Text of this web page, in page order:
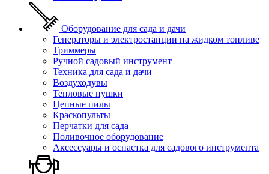
Оборудование для сада и дачи
Генераторы и электростанции на жидком топливе
Триммеры
Ручной садовый инструмент
Техника для сада и дачи
Воздуходувы
Тепловые пушки
Цепные пилы
Краскопульты
Перчатки для сада
Поливочное оборудование
Аксессуары и оснастка для садового инструмента